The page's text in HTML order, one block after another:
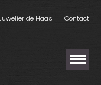
de Haas Contact